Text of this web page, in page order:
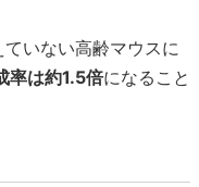
いない高齢マウスに
率は約1.5倍になること